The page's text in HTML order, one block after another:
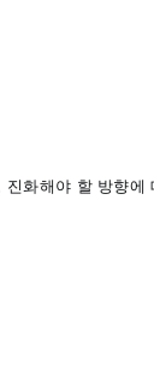
화해야 할 방향